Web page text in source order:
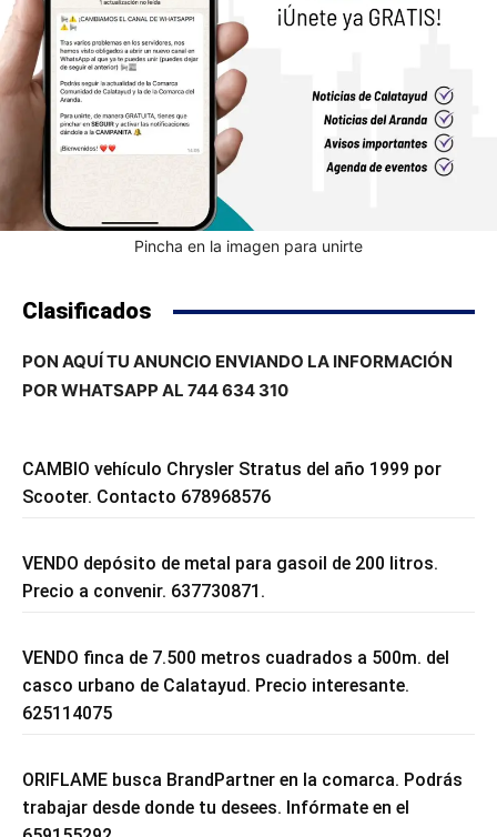
Pincha en la imagen para unirte
Clasificados
PON AQUÍ TU ANUNCIO ENVIANDO LA INFORMACIÓN
POR WHATSAPP AL 744 634 310
CAMBIO vehículo Chrysler Stratus del año 1999 por
Scooter. Contacto 678968576
VENDO depósito de metal para gasoil de 200 litros.
Precio a convenir. 637730871.
VENDO finca de 7.500 metros cuadrados a 500m. del
casco urbano de Calatayud. Precio interesante.
625114075
ORIFLAME busca BrandPartner en la comarca. Podrás
trabajar desde donde tu desees. Infórmate en el